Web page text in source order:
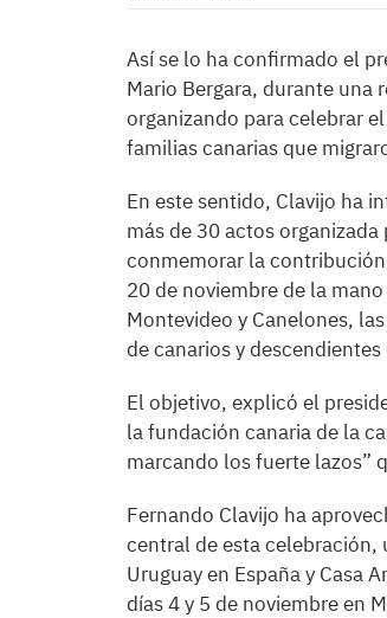
Así se lo ha confirmado el
Mario Bergara, durante una
organizando para celebrar
familias canarias que
En este sentido, Clavijo ha
más de 30 actos
conmemorar la
20 de noviembre de la
Montevideo y Canelones,
de canarios y
El objetivo, explicó el
la fundación canaria de la
marcando los fuerte lazos”
Fernando Clavijo ha
central de esta celebración,
Uruguay en España y Casa
días 4 y 5 de noviembre en